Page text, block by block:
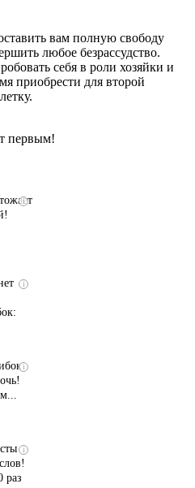
вам полную свободу
любое безрассудство.
себя в роли хозяйки и
приобрести для второй
первым!
i
i
i
i